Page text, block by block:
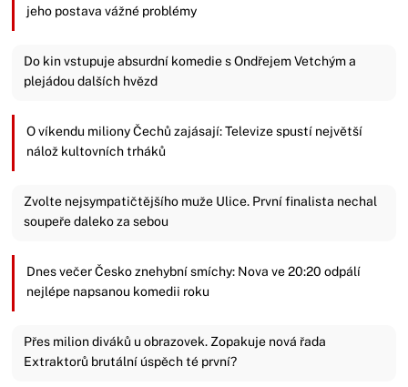
jeho postava vážné problémy
Do kin vstupuje absurdní komedie s Ondřejem Vetchým a
plejádou dalších hvězd
O víkendu miliony Čechů zajásají: Televize spustí největší
nálož kultovních trháků
Zvolte nejsympatičtějšího muže Ulice. První finalista nechal
soupeře daleko za sebou
Dnes večer Česko znehybní smíchy: Nova ve 20:20 odpálí
nejlépe napsanou komedii roku
Přes milion diváků u obrazovek. Zopakuje nová řada
Extraktorů brutální úspěch té první?